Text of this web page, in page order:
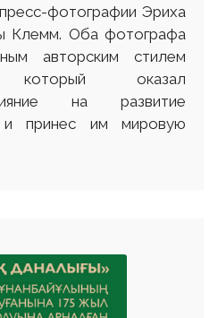
фотографии Эриха
Клемм. Оба фотографа
авторским стилем
который оказал
на развитие
и принес им мировую